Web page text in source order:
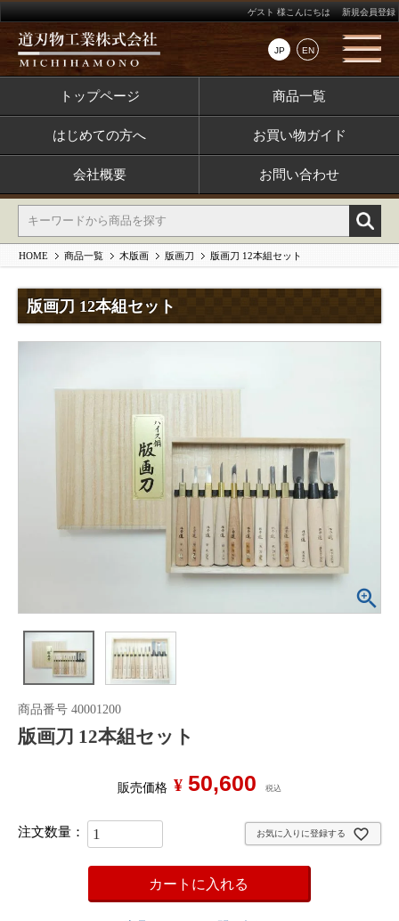
JP EN
ゲスト 様こんにちは 新規会員登録
トップページ 商品一覧
はじめての方へ お買い物ガイド
会社概要 お問い合わせ
HOME 商品一覧 木版画 版画刀 版画刀 12本組セット
版画刀 12本組セット
商品番号 40001200
版画刀 12本組セット
販売価格 ¥ 50,600 税込
お気に入りに登録する
カートに入れる